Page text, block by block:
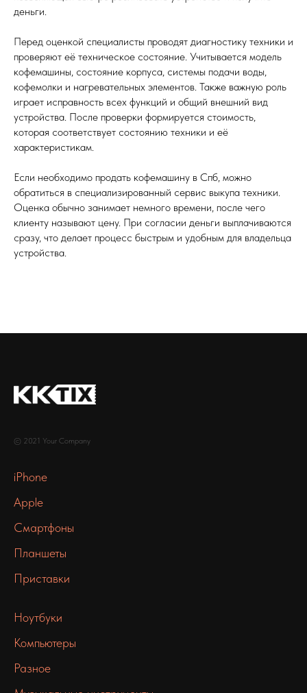
деньги.
Перед оценкой специалисты проводят диагностику техники и
проверяют её техническое состояние. Учитывается модель
кофемашины, состояние корпуса, системы подачи воды,
кофемолки и нагревательных элементов. Также важную роль
играет исправность всех функций и общий внешний вид
устройства. После проверки формируется стоимость,
которая соответствует состоянию техники и её
характеристикам.
Если необходимо продать кофемашину в Спб, можно
обратиться в специализированный сервис выкупа техники.
Оценка обычно занимает немного времени, после чего
клиенту называют цену. При согласии деньги выплачиваются
сразу, что делает процесс быстрым и удобным для владельца
устройства.
© 2021 Your Company
iPhone
Apple
Смартфоны
Планшеты
Приставки
Ноутбуки
Компьютеры
Разное